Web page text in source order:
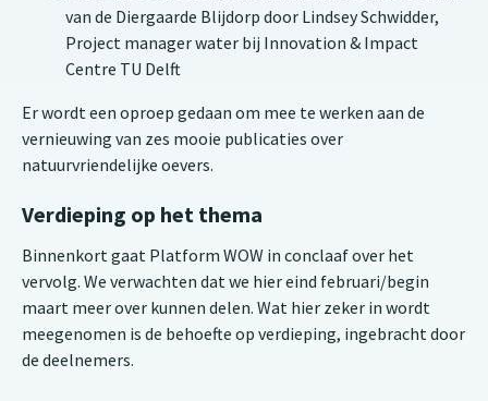
van de Diergaarde Blijdorp door Lindsey Schwidder,
Project manager water bij Innovation & Impact
Centre TU Delft
Er wordt een oproep gedaan om mee te werken aan de
vernieuwing van zes mooie publicaties over
natuurvriendelijke oevers.
Verdieping op het thema
Binnenkort gaat Platform WOW in conclaaf over het
vervolg. We verwachten dat we hier eind februari/begin
maart meer over kunnen delen. Wat hier zeker in wordt
meegenomen is de behoefte op verdieping, ingebracht door
de deelnemers.